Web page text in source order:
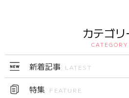
カテゴリ
CATEGORY
新着記事 LATEST
特集 FEATURE